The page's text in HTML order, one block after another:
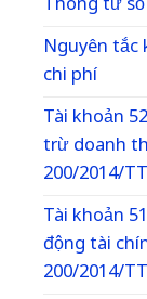
Nguyên
chi phí
Tài khoản
trừ doanh
200/2014/
Tài khoản
động tài
200/2014/